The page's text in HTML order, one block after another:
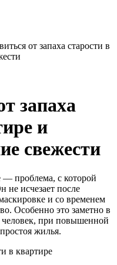
от запаха старости в
запаха
и
свежести
— проблема, с которой
не исчезает после
и со временем
Особенно это заметно в
при повышенной
жилья.